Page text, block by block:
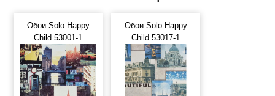
Обои Solo Happy
Child 53001-1
Обои Solo Happy
Child 53017-1